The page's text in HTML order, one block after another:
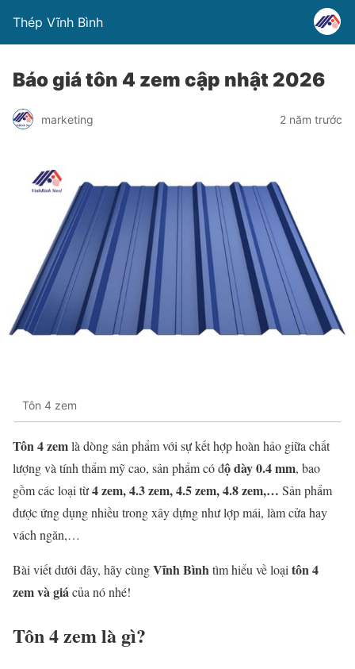
Thép Vĩnh Bình
Báo giá tôn 4 zem cập nhật 2026
marketing 2 năm trước
Tôn 4 zem
Tôn 4 zemlà dòng sản phẩm với sự kết hợp hoàn hảo giữa chất
lượng và tính thẩm mỹ cao, sản phẩm có độ dày 0.4 mm, bao
gồm các loại từ4 zem, 4.3 zem, 4.5 zem, 4.8 zem,… Sản phẩm
được ứng dụng nhiều trong xây dựng như lợp mái, làm cửa hay
vách ngăn,…
Bài viết dưới đây, hãy cùngVĩnh Bìnhtìm hiểu về loạitôn 4
zem và giácủa nó nhé!
Tôn 4 zem là gì?